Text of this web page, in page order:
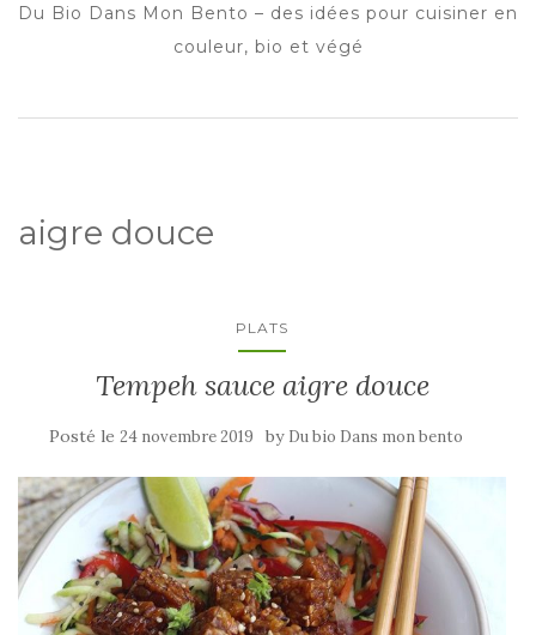
Du Bio Dans Mon Bento – des idées pour cuisiner en
couleur, bio et végé
aigre douce
PLATS
Tempeh sauce aigre douce
Posté le 24 novembre 2019 by Du bio Dans mon bento